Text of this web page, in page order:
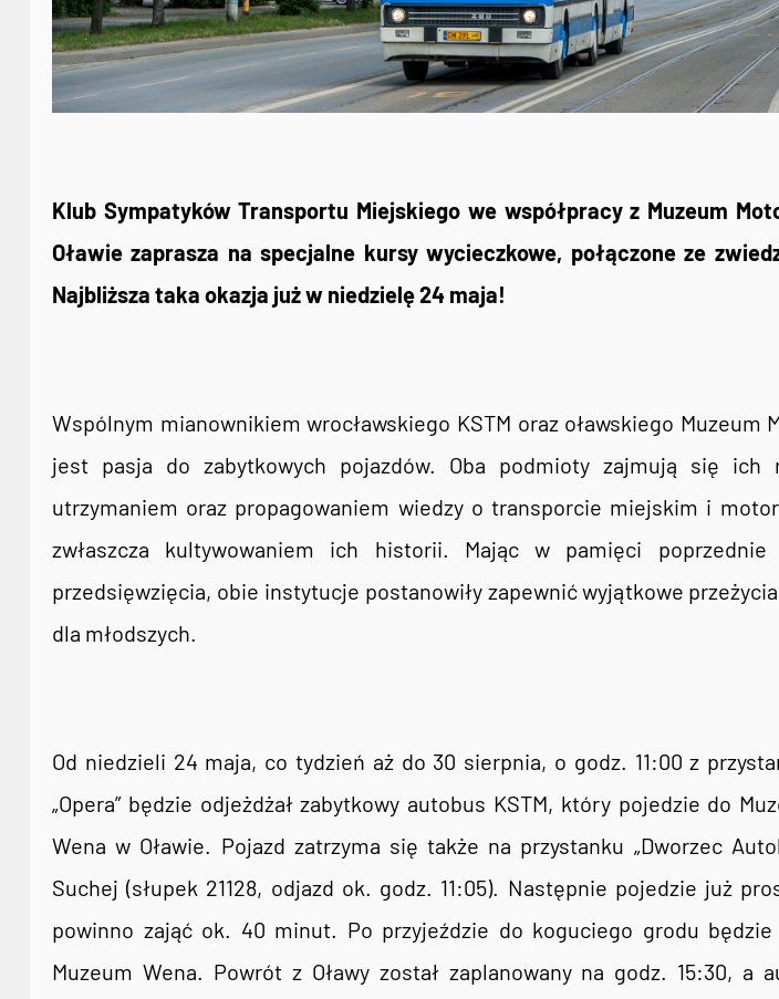
Klub Sympatyków Transportu Miejskiego we współpracy z Muzeum
Oławie zaprasza na specjalne kursy wycieczkowe, połączone ze
Najbliższa taka okazja już w niedzielę 24 maja!
Wspólnym mianownikiem wrocławskiego KSTM oraz oławskiego Muzeum
jest pasja do zabytkowych pojazdów. Oba podmioty zajmują się ich
utrzymaniem oraz propagowaniem wiedzy o transporcie miejskim i
zwłaszcza kultywowaniem ich historii. Mając w pamięci poprzednie
przedsięwzięcia, obie instytucje postanowiły zapewnić wyjątkowe
dla młodszych.
Od niedzieli 24 maja, co tydzień aż do 30 sierpnia, o godz. 11:00 z
„Opera” będzie odjeżdżał zabytkowy autobus KSTM, który pojedzie do
Wena w Oławie. Pojazd zatrzyma się także na przystanku „Dworzec
Suchej (słupek 21128, odjazd ok. godz. 11:05). Następnie pojedzie już
powinno zająć ok. 40 minut. Po przyjeździe do koguciego grodu będzie
Muzeum Wena. Powrót z Oławy został zaplanowany na godz. 15:30, a